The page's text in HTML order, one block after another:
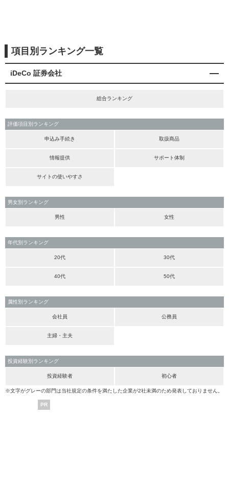
項目別ランキング一覧
iDeCo 証券会社
総合ランキング
評価項目別ランキング
申込み手続き 取扱商品
情報提供 サポート体制
サイトの使いやすさ
男女別ランキング
男性 女性
年代別ランキング
20代 30代
40代 50代
属性別ランキング
会社員 公務員
主婦・主夫
投資経験別ランキング
投資経験者 初心者
※文字がグレーの部門は当社規定の条件を満たした企業が2社未満のため発表しておりません。
PR